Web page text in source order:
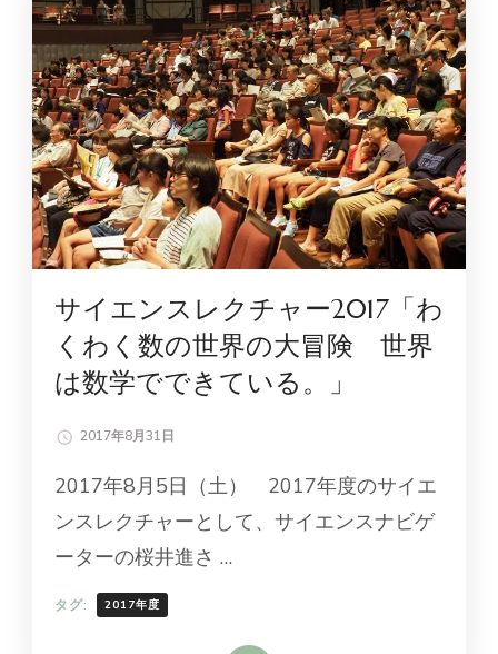
サイエンスレクチャー2017「わ
くわく数の世界の大冒険 世界
は数学でできている。」
2017年8月31日
2017年8月5日（土） 2017年度のサイエ
ンスレクチャーとして、サイエンスナビゲ
ーターの桜井進さ …
タグ: 2017年度